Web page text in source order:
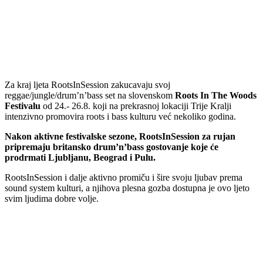
Za kraj ljeta RootsInSession zakucavaju svoj
reggae/jungle/drum’n’bass set na slovenskom Roots In The Woods
Festivalu od 24.- 26.8. koji na prekrasnoj lokaciji Trije Kralji
intenzivno promovira roots i bass kulturu već nekoliko godina.
Nakon aktivne festivalske sezone, RootsInSession za rujan
pripremaju britansko drum’n’bass gostovanje koje će
prodrmati Ljubljanu, Beograd i Pulu.
RootsInSession i dalje aktivno promiču i šire svoju ljubav prema
sound system kulturi, a njihova plesna gozba dostupna je ovo ljeto
svim ljudima dobre volje.